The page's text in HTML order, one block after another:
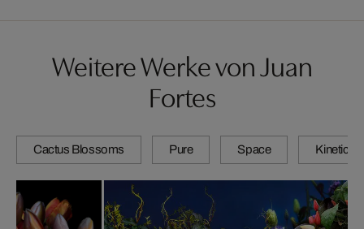
Weitere Werke von Juan
Fortes
Cactus Blossoms Pure Space Kinetic